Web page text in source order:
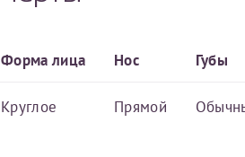
Форма лица
Круглое
Нос
Прямой
Губы
Отчество*